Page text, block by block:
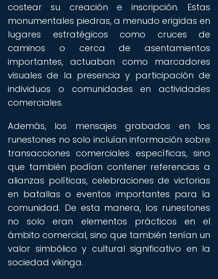
costear su creación e inscripción. Estas
monumentales piedras, a menudo erigidas en
lugares estratégicos como cruces de
caminos o cerca de asentamientos
importantes, actuaban como marcadores
visuales de la presencia y participación de
individuos o comunidades en actividades
comerciales.
Además, los mensajes grabados en los
runestones no solo incluían información sobre
transacciones comerciales específicas, sino
que también podían contener referencias a
alianzas políticas, celebraciones de victorias
en batallas o eventos importantes para la
comunidad. De esta manera, los runestones
no solo eran elementos prácticos en el
ámbito comercial, sino que también tenían un
valor simbólico y cultural significativo en la
sociedad vikinga.